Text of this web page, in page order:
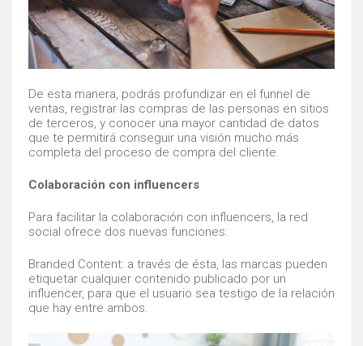
De esta manera, podrás profundizar en el funnel de
ventas, registrar las compras de las personas en sitios
de terceros, y conocer una mayor cantidad de datos
que te permitirá conseguir una visión mucho más
completa del proceso de compra del cliente.
Colaboración con influencers
Para facilitar la colaboración con influencers, la red
social ofrece dos nuevas funciones:
Branded Content: a través de ésta, las marcas pueden
etiquetar cualquier contenido publicado por un
influencer, para que el usuario sea testigo de la relación
que hay entre ambos.